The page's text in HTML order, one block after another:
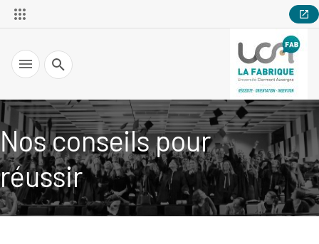
Recherche
Nos conseils pour
réussir